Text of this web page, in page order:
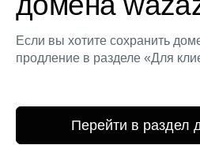
Если вы хотите сохранить
продление в разделе «Для
Перейти в раздел